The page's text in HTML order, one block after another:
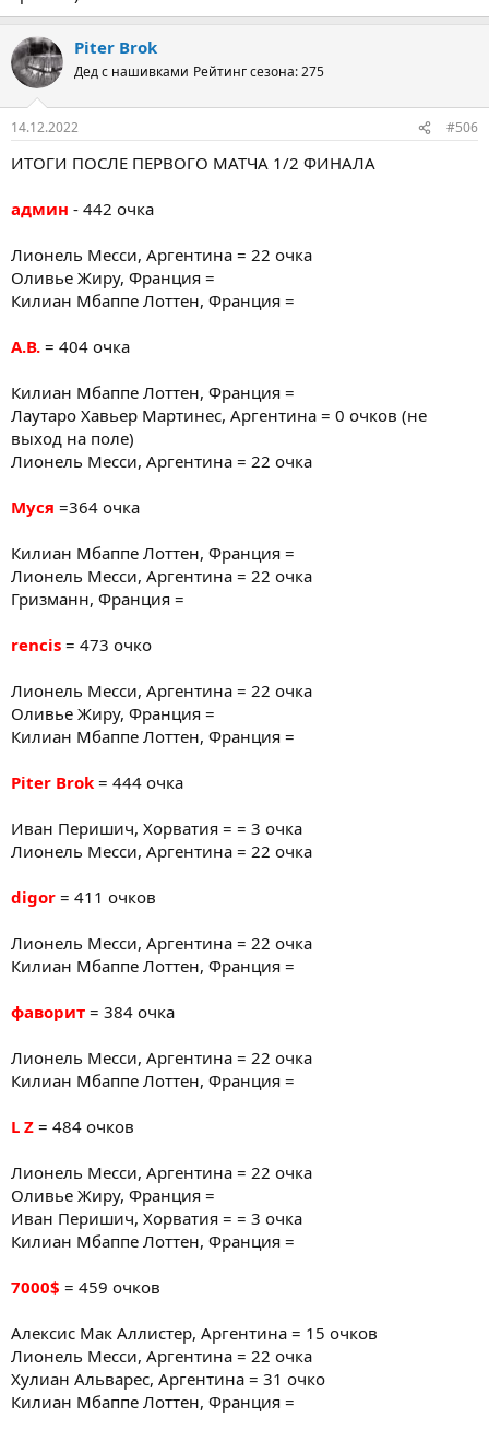
Piter Brok
Дед с нашивками Рейтинг сезона: 275
14.12.2022 #506
ИТОГИ ПОСЛЕ ПЕРВОГО МАТЧА 1/2 ФИНАЛА
админ - 442 очка
Лионель Месси, Аргентина = 22 очка
Оливье Жиру, Франция =
Килиан Мбаппе Лоттен, Франция =
А.В. = 404 очка
Килиан Мбаппе Лоттен, Франция =
Лаутаро Хавьер Мартинес, Аргентина = 0 очков (не
выход на поле)
Лионель Месси, Аргентина = 22 очка
Муся =364 очка
Килиан Мбаппе Лоттен, Франция =
Лионель Месси, Аргентина = 22 очка
Гризманн, Франция =
rencis = 473 очко
Лионель Месси, Аргентина = 22 очка
Оливье Жиру, Франция =
Килиан Мбаппе Лоттен, Франция =
Piter Brok = 444 очка
Иван Перишич, Хорватия = = 3 очка
Лионель Месси, Аргентина = 22 очка
digor = 411 очков
Лионель Месси, Аргентина = 22 очка
Килиан Мбаппе Лоттен, Франция =
фаворит = 384 очка
Лионель Месси, Аргентина = 22 очка
Килиан Мбаппе Лоттен, Франция =
L Z = 484 очков
Лионель Месси, Аргентина = 22 очка
Оливье Жиру, Франция =
Иван Перишич, Хорватия = = 3 очка
Килиан Мбаппе Лоттен, Франция =
7000$ = 459 очков
Алексис Мак Аллистер, Аргентина = 15 очков
Лионель Месси, Аргентина = 22 очка
Хулиан Альварес, Аргентина = 31 очко
Килиан Мбаппе Лоттен, Франция =